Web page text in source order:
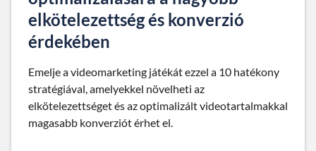
elkötelezettség és konverzió
érdekében
Emelje a videomarketing játékát ezzel a 10 hatékony
stratégiával, amelyekkel növelheti az
elkötelezettséget és az optimalizált videotartalmakkal
magasabb konverziót érhet el.